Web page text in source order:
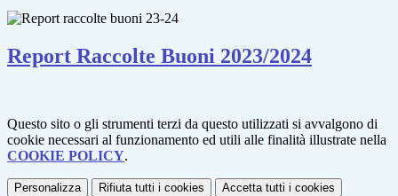
Report Raccolte Buoni 2023/2024
Questo sito o gli strumenti terzi da questo utilizzati si avvalgono di
cookie necessari al funzionamento ed utili alle finalità illustrate nella
COOKIE POLICY.
Personalizza Rifiuta tutti i cookies Accetta tutti i cookies